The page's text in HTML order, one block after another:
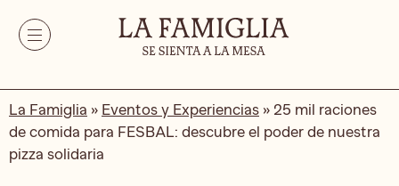
La Famiglia » Eventos y Experiencias » 25 mil raciones
de comida para FESBAL: descubre el poder de nuestra
pizza solidaria